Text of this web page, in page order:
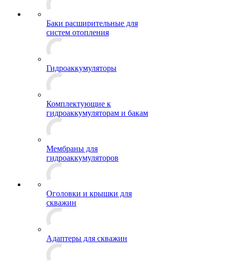
Баки расширительные для
систем отопления
Гидроаккумуляторы
Комплектующие к
гидроаккумуляторам и бакам
Мембраны для
гидроаккумуляторов
Оголовки и крышки для
скважин
Адаптеры для скважин